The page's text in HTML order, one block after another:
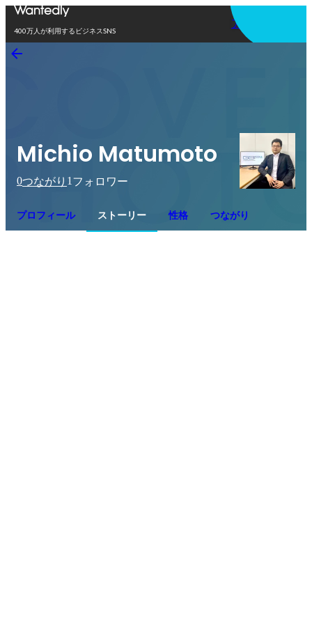
400万人が利用するビジネスSNS
アプリを使う
Michio Matumoto
0つながり 1 フォロワー
プロフィール ストーリー 性格 つながり